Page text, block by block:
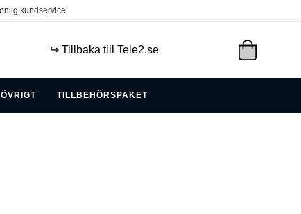
kundservice
↪️ Tillbaka till Tele2.se
ÖVRIGT TILLBEHÖRSPAKET